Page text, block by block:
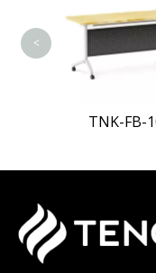
TNK-FB-
<